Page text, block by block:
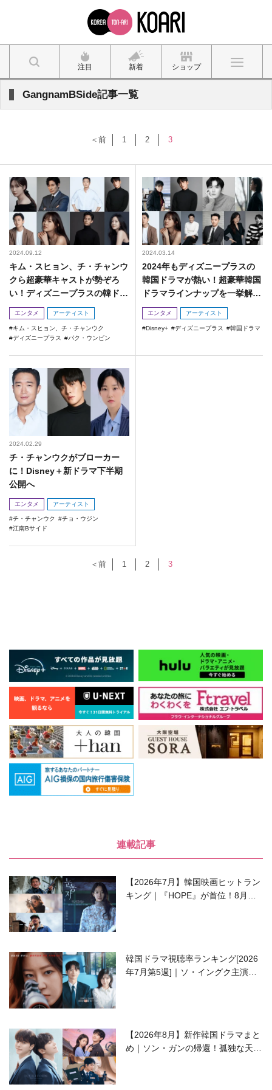
注目 新着 ショップ
GangnamBSide記事一覧
＜前 1 2 3
2024.09.12
キム・スヒョン、チ・チャンウ
クら超豪華キャストが勢ぞろ
い！ディズニープラスの韓ドラ
が見逃せない！
エンタメ アーティスト
キム・スヒョン、チ・チャンウク
ディズニープラス
パク・ウンビン
2024.03.14
2024年もディズニープラスの
韓国ドラマが熱い！超豪華韓国
ドラマラインナップを一挙解
禁！
エンタメ アーティスト
Disney+ ディズニープラス 韓国ドラマ
2024.02.29
チ・チャンウクがブローカー
に！Disney＋新ドラマ下半期
公開へ
エンタメ アーティスト
チ・チャンウク
チョ・ウジン
江南Bサイド
＜前 1 2 3
連載記事
【2026年7月】韓国映画ヒットラン
キング｜『HOPE』が首位！8月公
韓国ドラマ視聴率ランキング[2026
年7月第5週]｜ソ・イングク主演の
【2026年8月】新作韓国ドラマまと
め｜ソン・ガンの帰還！孤独な天才